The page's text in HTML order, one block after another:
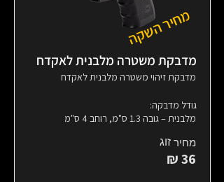
מחיר השקה
מדבקת משטרה מלבנית לאקדח
מדבקת זיהוי משטרה מלבנית לאקדח
גודל מדבקה:
מלבנית – גובה 1.3 ס"מ, רוחב 4 ס"מ
זוג מחיר
36 ₪